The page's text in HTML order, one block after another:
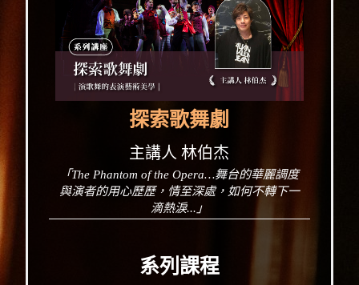
探索歌舞劇
主講人 林伯杰
「The Phantom of the Opera…舞台的華麗調度
與演者的用心歷歷，情至深處，如何不轉下一
滴熱淚...」
系列課程